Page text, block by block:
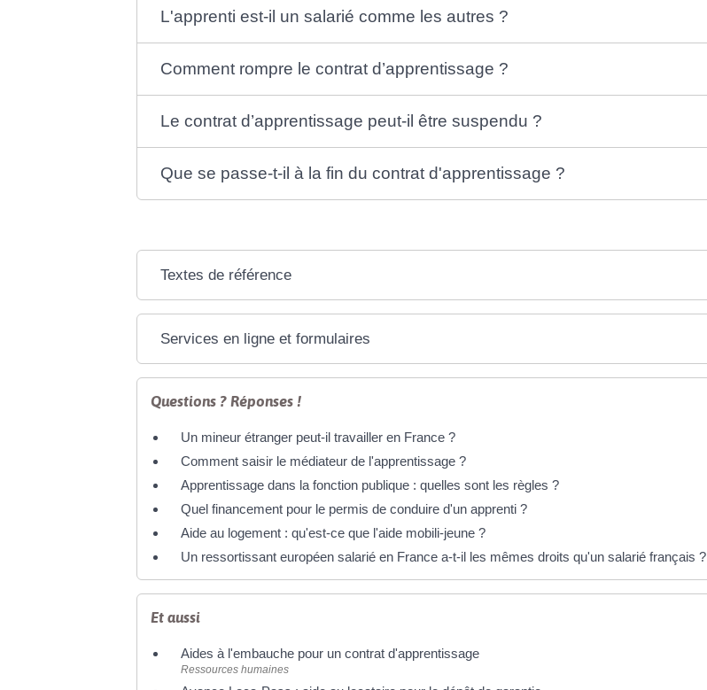
L'apprenti est-il un salarié comme les autres ?
Comment rompre le contrat d’apprentissage ?
Le contrat d’apprentissage peut-il être suspendu ?
Que se passe-t-il à la fin du contrat d'apprentissage ?
Textes de référence
Services en ligne et formulaires
Questions ? Réponses !
Un mineur étranger peut-il travailler en France ?
Comment saisir le médiateur de l'apprentissage ?
Apprentissage dans la fonction publique : quelles sont les règles ?
Quel financement pour le permis de conduire d'un apprenti ?
Aide au logement : qu'est-ce que l'aide mobili-jeune ?
Un ressortissant européen salarié en France a-t-il les mêmes droits qu'un salarié français ?
Et aussi
Aides à l'embauche pour un contrat d'apprentissage
Ressources humaines